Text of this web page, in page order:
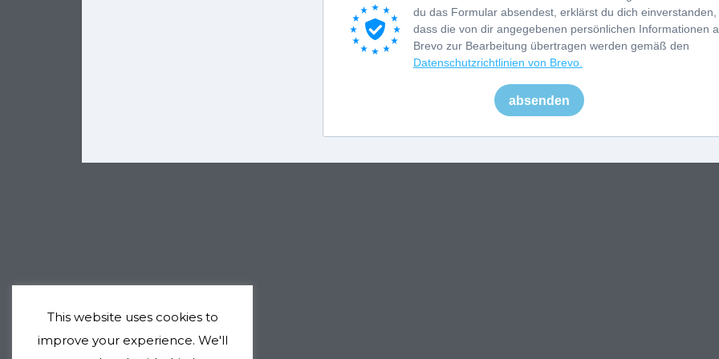
du das Formular absendest, erklärst du dich einverstanden,
dass die von dir angegebenen persönlichen Informationen
Brevo zur Bearbeitung übertragen werden gemäß den
Datenschutzrichtlinien von Brevo.
absenden
This website uses cookies to
improve your experience. We'll